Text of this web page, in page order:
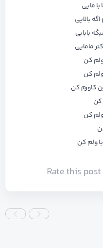
مایی
بالایی
بابابی
مامایی
کن
کن
کاورم کن
کن
کن
ولم کن
Rate this post